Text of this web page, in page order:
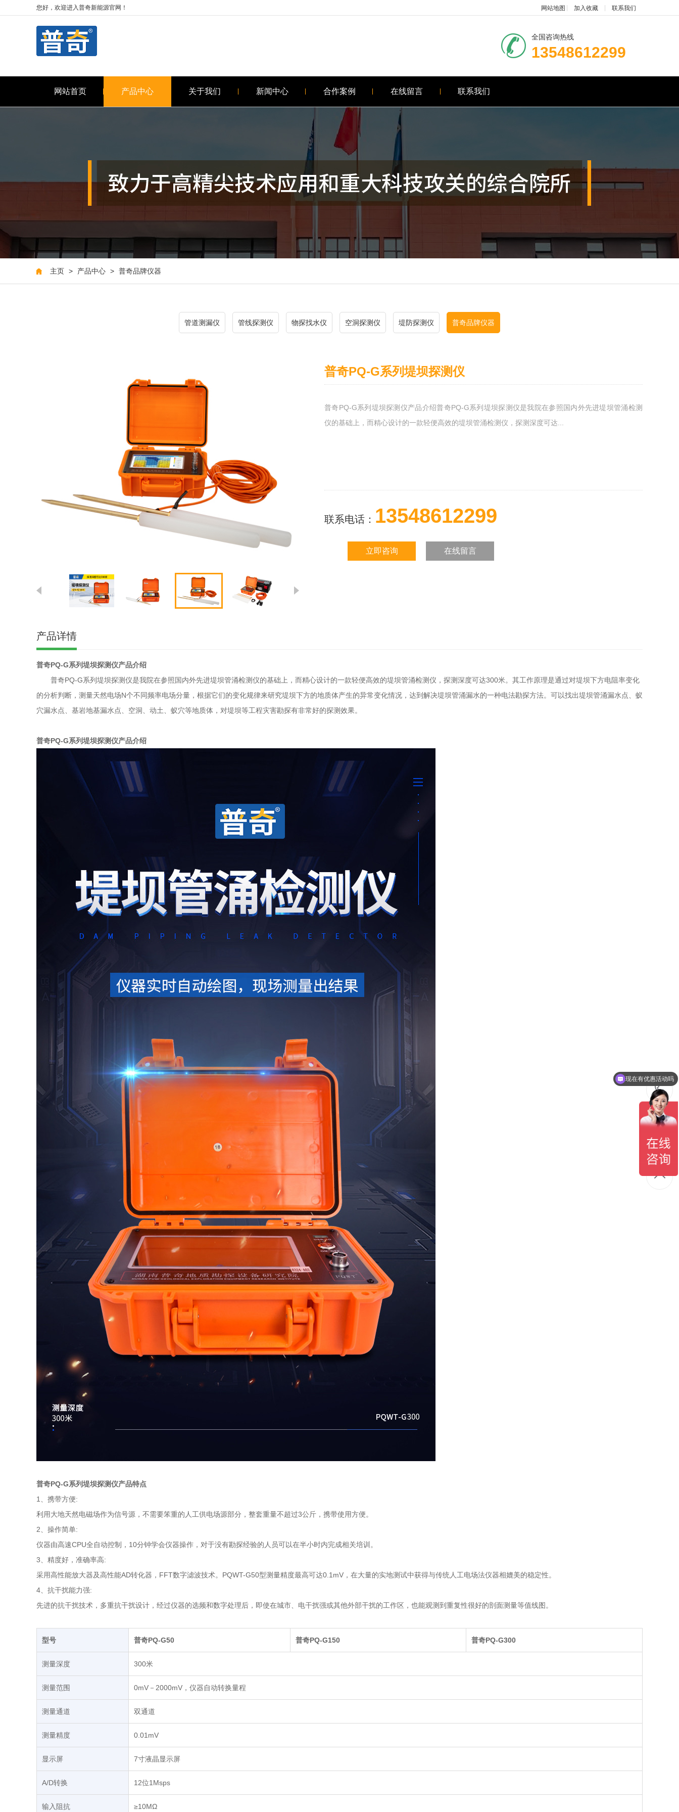
您好，欢迎进入普奇新能源官网！ 网站地图 加入收藏 联系我们
全国咨询热线
13548612299
网站首页 产品中心 关于我们 新闻中心 合作案例 在线留言 联系我们
主页 > 产品中心 > 普奇品牌仪器
管道测漏仪 管线探测仪 物探找水仪 空洞探测仪 堤防探测仪 普奇品牌仪器
普奇PQ-G系列堤坝探测仪
普奇PQ-G系列堤坝探测仪产品介绍普奇PQ-G系列堤坝探测仪是我院在参照国内外先进堤坝管涌检测
仪的基础上，而精心设计的一款轻便高效的堤坝管涌检测仪，探测深度可达...
联系电话： 13548612299
立即咨询 在线留言
产品详情
普奇PQ-G系列堤坝探测仪产品介绍
普奇PQ-G系列堤坝探测仪是我院在参照国内外先进堤坝管涌检测仪的基础上，而精心设计的一款轻便高效的堤坝管涌检测仪，探测深度可达300米。其工作原理是通过对堤坝下方电阻率变化
的分析判断，测量天然电场N个不同频率电场分量，根据它们的变化规律来研究堤坝下方的地质体产生的异常变化情况，达到解决堤坝管涌漏水的一种电法勘探方法。可以找出堤坝管涌漏水点、蚁
穴漏水点、基岩地基漏水点、空洞、动土、蚁穴等地质体，对堤坝等工程灾害勘探有非常好的探测效果。
普奇PQ-G系列堤坝探测仪产品介绍
普奇PQ-G系列堤坝探测仪产品特点
1、携带方便:
利用大地天然电磁场作为信号源，不需要笨重的人工供电场源部分，整套重量不超过3公斤，携带使用方便。
2、操作简单:
仪器由高速CPU全自动控制，10分钟学会仪器操作，对于没有勘探经验的人员可以在半小时内完成相关培训。
3、精度好，准确率高:
采用高性能放大器及高性能AD转化器，FFT数字滤波技术。PQWT-G50型测量精度最高可达0.1mV，在大量的实地测试中获得与传统人工电场法仪器相媲美的稳定性。
4、抗干扰能力强:
先进的抗干扰技术，多重抗干扰设计，经过仪器的选频和数字处理后，即使在城市、电干扰强或其他外部干扰的工作区，也能观测到重复性很好的剖面测量等值线图。
型号 普奇PQ-G50 普奇PQ-G150 普奇PQ-G300
测量深度 300米
测量范围 0mV－2000mV，仪器自动转换量程
测量通道 双通道
测量精度 0.01mV
显示屏 7寸液晶显示屏
A/D转换 12位1Msps
输入阻抗 ≥10MΩ
可以介绍下你们的产品么